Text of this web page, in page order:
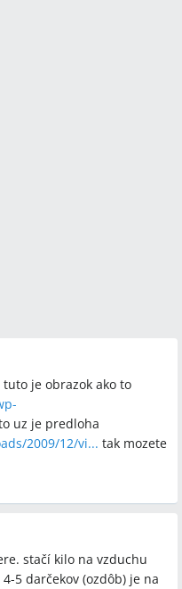
je obrazok ako to
uz je predloha
2009/12/vi... tak mozete
stačí kilo na vzduchu
5 darčekov (ozdôb) je na